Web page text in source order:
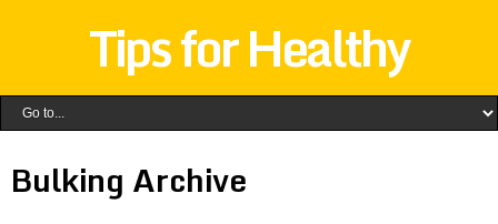
Tips for Healthy
Bulking Archive